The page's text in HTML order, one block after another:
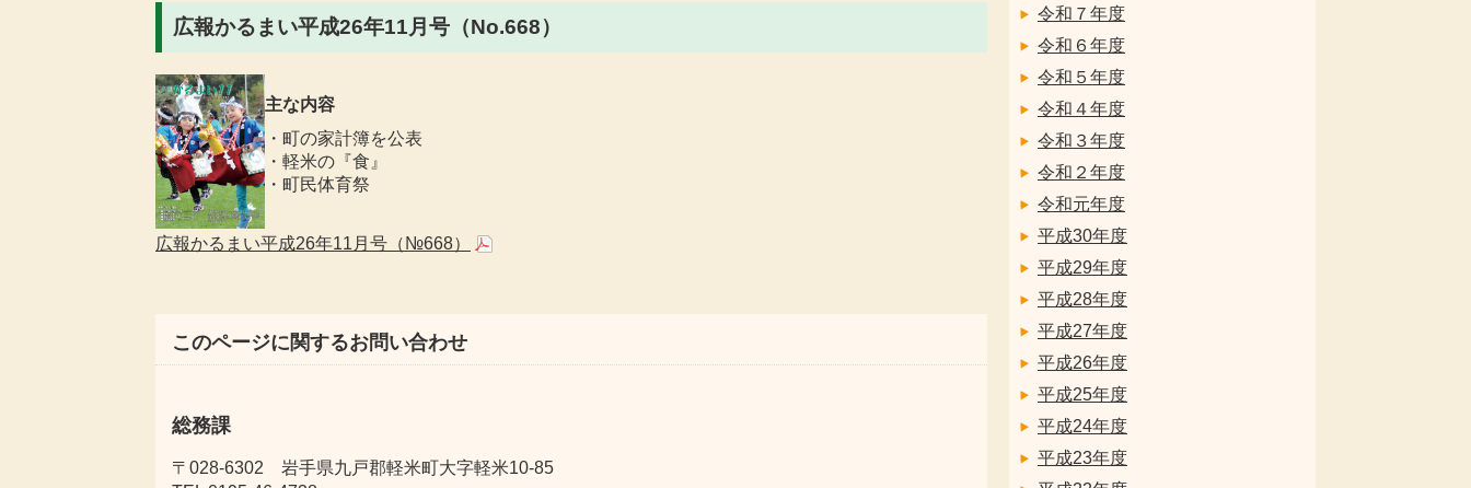
広報かるまい平成26年11月号（No.668）
主な内容
・町の家計簿を公表
・軽米の『食』
・町民体育祭
広報かるまい平成26年11月号（№668）
このページに関するお問い合わせ
総務課
〒028-6302 岩手県九戸郡軽米町大字軽米10-85
令和７年度
令和６年度
令和５年度
令和４年度
令和３年度
令和２年度
令和元年度
平成30年度
平成29年度
平成28年度
平成27年度
平成26年度
平成25年度
平成24年度
平成23年度